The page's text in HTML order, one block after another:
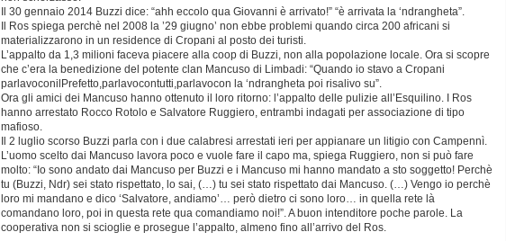
Il 30 gennaio 2014 Buzzi dice: “ahh eccolo qua Giovanni è arrivato!” “è arrivata la ‘ndrangheta”.
Il Ros spiega perchè nel 2008 la ’29 giugno’ non ebbe problemi quando circa 200 africani si
materializzarono in un residence di Cropani al posto dei turisti.
L’appalto da 1,3 milioni faceva piacere alla coop di Buzzi, non alla popolazione locale. Ora si scopre
che c’era la benedizione del potente clan Mancuso di Limbadi: “Quando io stavo a Cropani
parlavoconilPrefetto,parlavocontutti,parlavocon la ‘ndrangheta poi risalivo su”.
Ora gli amici dei Mancuso hanno ottenuto il loro ritorno: l’appalto delle pulizie all’Esquilino. I Ros
hanno arrestato Rocco Rotolo e Salvatore Ruggiero, entrambi indagati per associazione di tipo
mafioso.
Il 2 luglio scorso Buzzi parla con i due calabresi arrestati ieri per appianare un litigio con Campennì.
L’uomo scelto dai Mancuso lavora poco e vuole fare il capo ma, spiega Ruggiero, non si può fare
molto: “Io sono andato dai Mancuso per Buzzi e i Mancuso mi hanno mandato a sto soggetto! Perchè
tu (Buzzi, Ndr) sei stato rispettato, lo sai, (…) tu sei stato rispettato dai Mancuso. (…) Vengo io perchè
loro mi mandano e dico ‘Salvatore, andiamo’… però dietro ci sono loro… in quella rete là
comandano loro, poi in questa rete qua comandiamo noi!”. A buon intenditore poche parole. La
cooperativa non si scioglie e prosegue l’appalto, almeno fino all’arrivo del Ros.